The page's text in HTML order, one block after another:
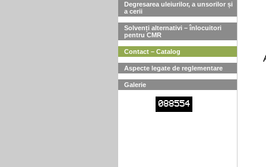
Degresarea uleiurilor, a unsorilor și
a cerii
Solvenți alternativi – înlocuitori
pentru CMR
Contact – Catalog
Aspecte legate de reglementare
Galerie
088554